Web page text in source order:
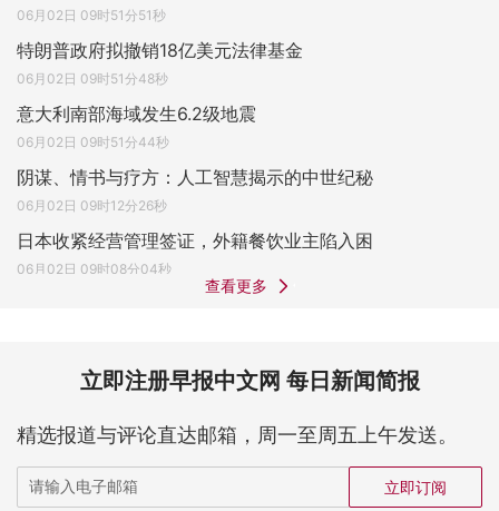
06月02日 09时51分51秒
特朗普政府拟撤销18亿美元法律基金
06月02日 09时51分48秒
意大利南部海域发生6.2级地震
06月02日 09时51分44秒
阴谋、情书与疗方：人工智慧揭示的中世纪秘
06月02日 09时12分26秒
日本收紧经营管理签证，外籍餐饮业主陷入困
06月02日 09时08分04秒
查看更多
立即注册早报中文网 每日新闻简报
精选报道与评论直达邮箱，周一至周五上午发送。
立即订阅